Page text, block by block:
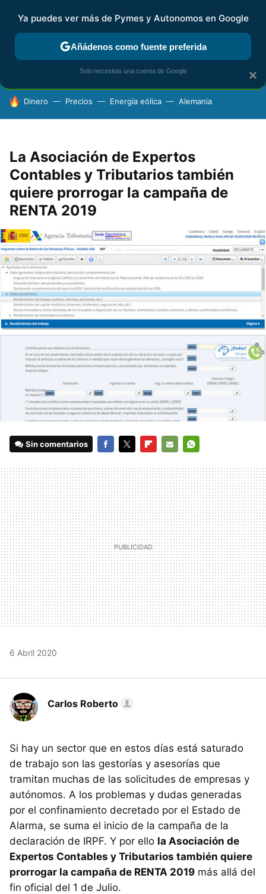
FISCALIDAD Y CONTABILIDAD KIT DIGITAL RENTA
HOY SE HABLA DE
Dinero Precios Energía eólica Alemania
La Asociación de Expertos
Contables y Tributarios también
quiere prorrogar la campaña de
RENTA 2019
Sin comentarios
MAIL
6 Abril 2020
Carlos Roberto
Si hay un sector que en estos días está saturado
de trabajo son las gestorías y asesorías que
tramitan muchas de las solicitudes de empresas y
autónomos. A los problemas y dudas generadas
por el confinamiento decretado por el Estado de
Alarma, se suma el inicio de la campaña de la
declaración de IRPF. Y por ello la Asociación de
Expertos Contables y Tributarios también quiere
prorrogar la campaña de RENTA 2019 más allá del
fin oficial del 1 de Julio.
×
Ya puedes ver más de Pymes y Autonomos en Google
Añádenos como fuente preferida
Solo necesitas una cuenta de Google